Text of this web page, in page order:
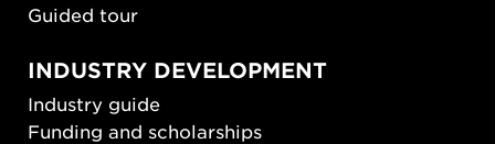
Guided tour
INDUSTRY DEVELOPMENT
Industry guide
Funding and scholarships